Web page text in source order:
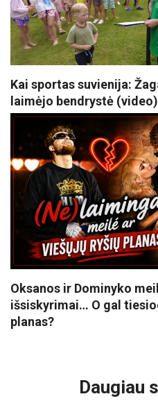
Kai sportas suvienija:
laimėjo bendrystė (video)
Oksanos ir Dominyko
išsiskyrimai… O gal
planas?
Daugiau